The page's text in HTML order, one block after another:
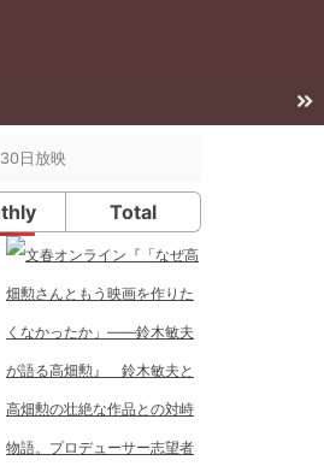
日放映
Total